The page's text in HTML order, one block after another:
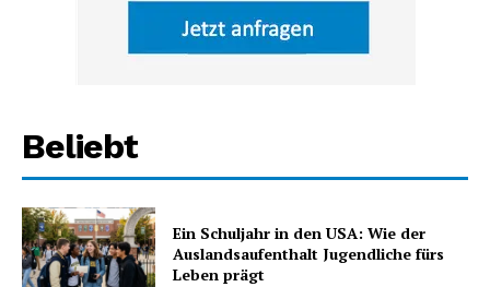
Beliebt
Ein Schuljahr in den USA: Wie der
Auslandsaufenthalt Jugendliche fürs
Leben prägt